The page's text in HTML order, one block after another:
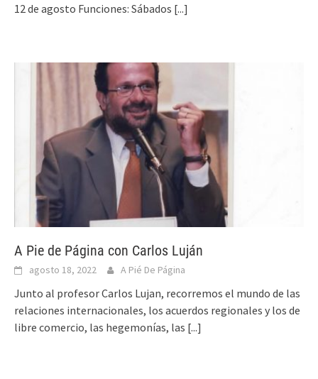
12 de agosto Funciones: Sábados [...]
A Pie de Página con Carlos Luján
agosto 18, 2022 A Pié De Página
Junto al profesor Carlos Lujan, recorremos el mundo de las
relaciones internacionales, los acuerdos regionales y los de
libre comercio, las hegemonías, las [...]